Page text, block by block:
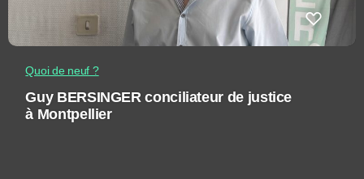
Quoi de neuf ?
Guy BERSINGER conciliateur de justice
à Montpellier